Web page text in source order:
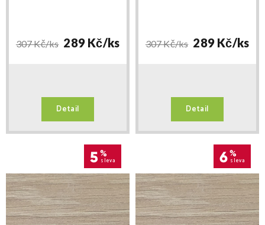
307 Kč/ks 289 Kč/ks
Detail
307 Kč/ks 289 Kč/ks
Detail
5 %
sleva 6%
sleva